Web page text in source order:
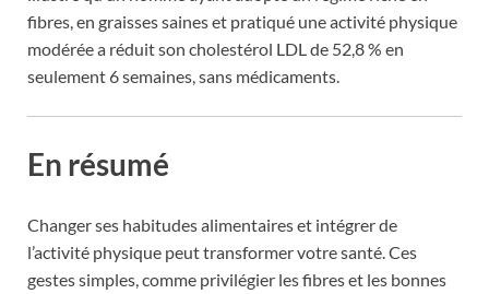
fibres, en graisses saines et pratiqué une activité physique
modérée a réduit son cholestérol LDL de 52,8 % en
seulement 6 semaines, sans médicaments.
En résumé
Changer ses habitudes alimentaires et intégrer de
l’activité physique peut transformer votre santé. Ces
gestes simples, comme privilégier les fibres et les bonnes